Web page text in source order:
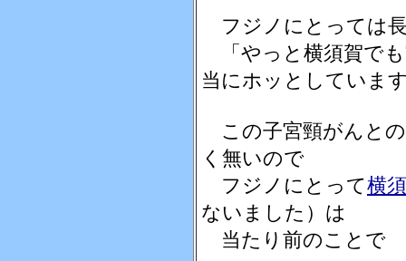
フジノにとっては
「やっと横須賀で
当にホッとしていま
この子宮頸がんと
く無いので
フジノにとって横
ないました）は
当たり前のことで